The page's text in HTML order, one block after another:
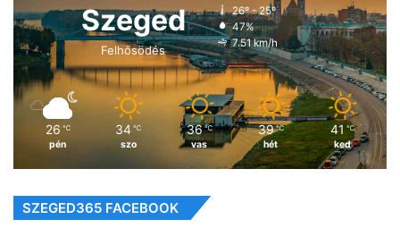
Szeged
Felhősödés
26º - 25º
47%
7.51 km/h
26 ℃
pén
34 ℃
szo
36 ℃
vas
39 ℃
hét
41 ℃
ked
SZEGED365 FACEBOOK